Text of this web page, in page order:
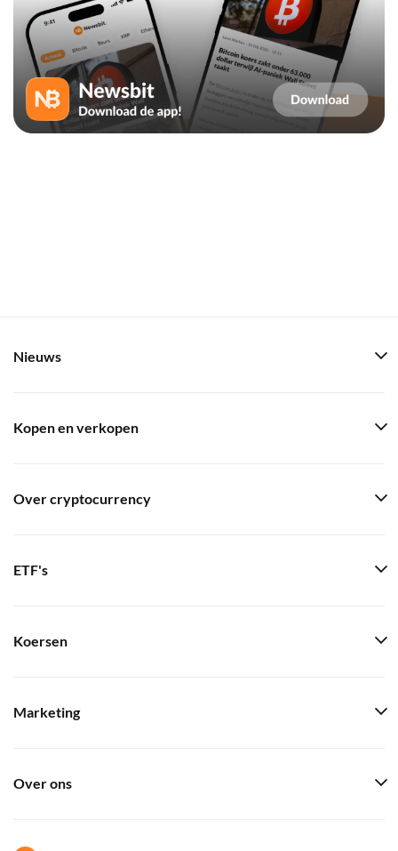
Nieuws
Kopen en verkopen
Over cryptocurrency
ETF's
Koersen
Marketing
Over ons